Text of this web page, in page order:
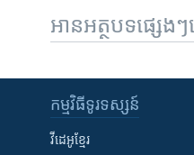
អានអត្ថបទផ្សេង
កម្មវិធី​ទូរទស្សន៍
វីដេអូ​ខ្មែរ